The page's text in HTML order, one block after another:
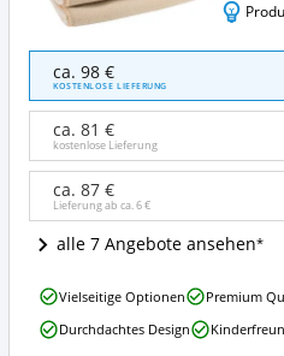
'zoeppritz
since
1828'
Soft-
Fleece-
Decke
Angebote:
ist
diese
Fleece
erhältlich?
ca. 98 €
KOSTENLOSE LIEFERUNG
ca. 81 €
kostenlose Lieferung
ca. 87 €
Lieferung ab ca.6 €
alle 7 Angebote ansehen
'zoeppritz
since
1828'
Vielseitige Optionen Premium
Durchdachtes Design